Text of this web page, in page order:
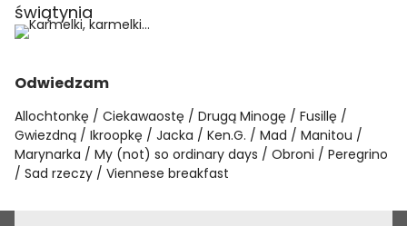
świątynia
Odwiedzam
Allochtonkę Ciekawaostę Drugą Minogę
Fusillę
Gwiezdną
Ikroopkę Jacka Ken.G. Mad
Manitou
Marynarka
My (not) so ordinary days Obroni
Peregrino
Sad rzeczy
Viennese breakfast